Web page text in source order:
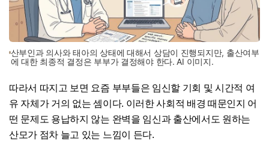
산부인과 의사와 태아의 상태에 대해서 상담이 진행되지만, 출산여부
에 대한 최종적 결정은 부부가 결정해야 한다. AI 이미지.
따라서 따지고 보면 요즘 부부들은 임신할 기회 및 시간적 여
유 자체가 거의 없는 셈이다. 이러한 사회적 배경 때문인지 어
떤 문제도 용납하지 않는 완벽을 임신과 출산에서도 원하는
산모가 점차 늘고 있는 느낌이 든다.